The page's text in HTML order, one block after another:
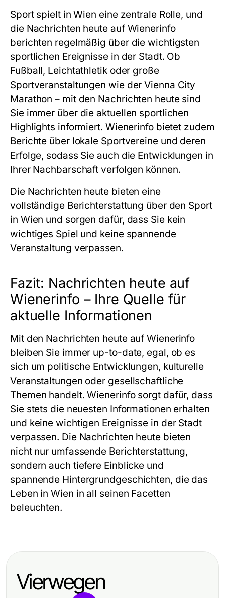
Sport spielt in Wien eine zentrale Rolle, und
die Nachrichten heute auf Wienerinfo
berichten regelmäßig über die wichtigsten
sportlichen Ereignisse in der Stadt. Ob
Fußball, Leichtathletik oder große
Sportveranstaltungen wie der Vienna City
Marathon – mit den Nachrichten heute sind
Sie immer über die aktuellen sportlichen
Highlights informiert. Wienerinfo bietet zudem
Berichte über lokale Sportvereine und deren
Erfolge, sodass Sie auch die Entwicklungen in
Ihrer Nachbarschaft verfolgen können.
Die Nachrichten heute bieten eine
vollständige Berichterstattung über den Sport
in Wien und sorgen dafür, dass Sie kein
wichtiges Spiel und keine spannende
Veranstaltung verpassen.
Fazit: Nachrichten heute auf
Wienerinfo – Ihre Quelle für
aktuelle Informationen
Mit den Nachrichten heute auf Wienerinfo
bleiben Sie immer up-to-date, egal, ob es
sich um politische Entwicklungen, kulturelle
Veranstaltungen oder gesellschaftliche
Themen handelt. Wienerinfo sorgt dafür, dass
Sie stets die neuesten Informationen erhalten
und keine wichtigen Ereignisse in der Stadt
verpassen. Die Nachrichten heute bieten
nicht nur umfassende Berichterstattung,
sondern auch tiefere Einblicke und
spannende Hintergrundgeschichten, die das
Leben in Wien in all seinen Facetten
beleuchten.
Vierwegen